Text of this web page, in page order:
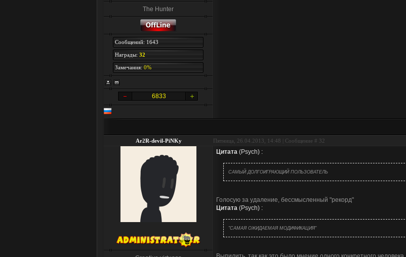
The Hunter
Сообщений: 1643
Награды: 32
Замечания: 0%
6833
Ar2R-devil-PiNKy Пятница, 26.04.2013, 14:48 | Сообщение # 32
Цитата (Psych) :
САМЫЙ ДОЛГОИГРАЮЩИЙ ПОЛЬЗОВАТЕЛЬ
Голосую за удаление, бессмысленный "рекорд"
Цитата (Psych) :
"САМАЯ ОЖИДАЕМАЯ МОДИФИКАЦИЯ"